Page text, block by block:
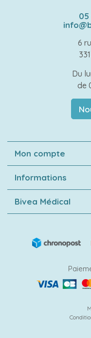
6
Du
de
Mon compte
Informations
Bivea Médical